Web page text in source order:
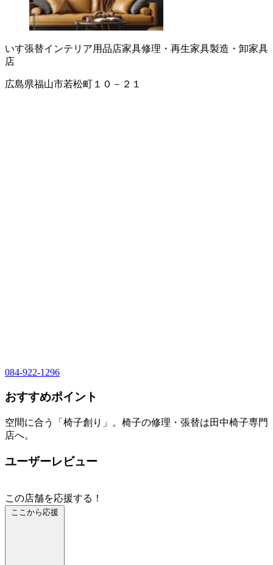
いす張替インテリア用品店家具修理・再生家具製造・卸家具
店
広島県福山市若松町１０－２１
084-922-1296
おすすめポイント
空間に合う「椅子創り」。椅子の修理・張替は田中椅子専門
店へ。
ユーザーレビュー
この店舗を応援する！
ここから応援